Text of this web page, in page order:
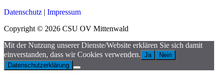
Datenschutz | Impressum
Copyright © 2026 CSU OV Mittenwald
Mit der Nutzung unserer Dienste/Website erklären Sie sich damit
einverstanden, dass wir Cookies verwenden. Ja
Nein
Datenschutzerklärung